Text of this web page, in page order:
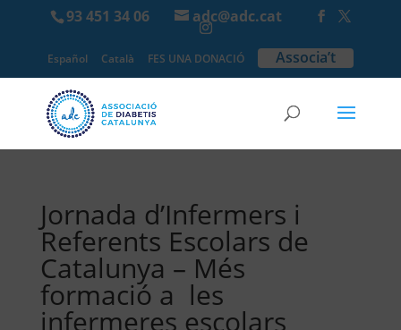
93 451 34 06 adc@adc.cat
Español Català FES UNA DONACIÓ Associa’t
Jornada d’Infermers i
Referents Escolars de
Catalunya – Més
formació a les
infermeres escolars